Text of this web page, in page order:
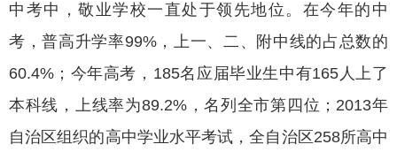
中考中，敬业学校一直处于领先地位。在今年的中
考，普高升学率99%，上一、二、附中线的占总数的
60.4%；今年高考，185名应届毕业生中有165人上了
本科线，上线率为89.2%，名列全市第四位；2013年
自治区组织的高中学业水平考试，全自治区258所高中